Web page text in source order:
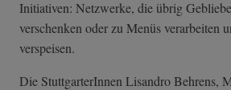
Initiativen: Netzwerke, die übrig
verschenken oder zu Menüs verarbeiten
verspeisen.
Die StuttgarterInnen Lisandro Behrens,